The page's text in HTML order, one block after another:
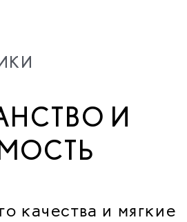
И
качества и мягкие